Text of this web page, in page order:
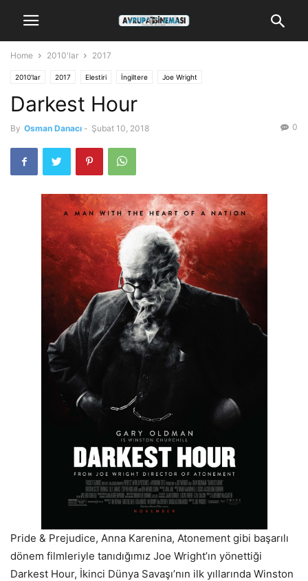
Home 2010'lar 2017
2010'lar 2017 Elestiri İngiltere Joe Wright
Darkest Hour
By Osman Danacı - Şubat 10, 2018 0
Pride & Prejudice, Anna Karenina, Atonement gibi başarılı
dönem filmleriyle tanıdığımız Joe Wright’ın yönettiği
Darkest Hour, İkinci Dünya Savaşı’nın ilk yıllarında Winston